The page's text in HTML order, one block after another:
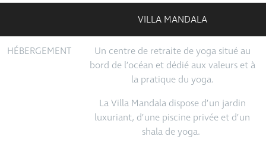
VILLA MANDALA
HÉBERGEMENT
Un centre de retraite de yoga situé au
bord de l’océan et dédié aux valeurs et à
la pratique du yoga.
La Villa Mandala dispose d’un jardin
luxuriant, d’une piscine privée et d’un
shala de yoga.